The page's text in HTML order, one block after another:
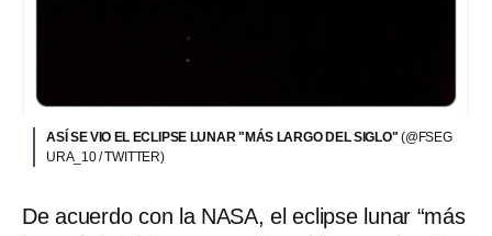
ASÍ SE VIO EL ECLIPSE LUNAR "MÁS LARGO DEL SIGLO" (@FSEG
URA_10 / TWITTER)
De acuerdo con la NASA, el eclipse lunar “más